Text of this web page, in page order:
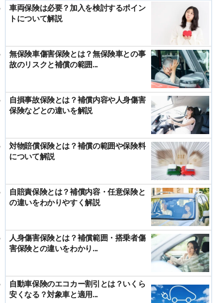
車両保険は必要？加入を検討するポイン
トについて解説
無保険車傷害保険とは？無保険車との事
故のリスクと補償の範囲...
自損事故保険とは？補償内容や人身傷害
保険などとの違いを解説
対物賠償保険とは？補償の範囲や保険料
について解説
自賠責保険とは？補償内容・任意保険と
の違いをわかりやすく解説
人身傷害保険とは？補償範囲・搭乗者傷
害保険との違いをわかり...
自動車保険のエコカー割引とは？いくら
安くなる？対象車と適用...